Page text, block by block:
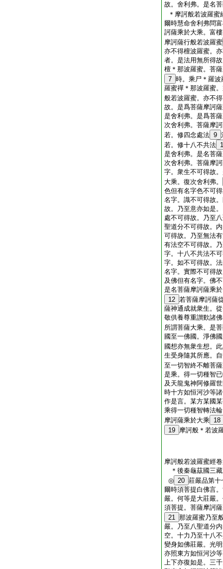
故。舍利弗。是名
＊摩訶般若波羅蜜
爾時慧命舍利弗問
訶薩乘於大乘。富
摩訶薩行般若波羅蜜
亦不得檀波羅蜜。
者。是法用無所得
檀＊那波羅蜜。菩
7 時。乘尸＊羅
羅蜜禪＊那波羅蜜
般若波羅蜜。亦不
故。是爲菩薩摩訶
是舍利弗。是爲菩
次舍利弗。菩薩摩
若。修四念處法 9
若。修十八不共法
是舍利弗。是名菩
次舍利弗。菩薩摩
字。衆生不可得故
大乘。復次舍利弗。
色但有名字色不可
名字。識不可得故
故。乃至意亦如是
處不可得故。乃至
聖道分不可得故。
可得故。乃至無法
有法空不可得故。
字。十八不共法不
字。如不可得故。
名字。實際不可得
及佛但有名字。佛
是名菩薩摩訶薩乘
12 若菩薩摩訶薩
薩神通成就衆生。
敬供養尊重讃歎諸
所謂菩薩大乘。是
國至一佛國。淨佛
國想亦無衆生想。
生受身隨其所應。
至一切智終不離菩
是乘。得一切種智
及天龍鬼神阿修羅
時十方如恒河沙等
作是言。某方某國
乘得一切種智轉法
摩訶薩乘於大乘
18
19 摩訶般＊若波
摩訶般若波羅蜜經
＊後秦龜茲國三
◎ 20 莊嚴品第十
爾時須菩提白佛言
嚴。何等是大莊嚴
須菩提。菩薩摩訶
21 那波羅蜜乃至
嚴。乃至八聖道分
空。十力乃至十八
變身如佛莊嚴。光
亦照東方如恒河沙
上下亦復如是。三